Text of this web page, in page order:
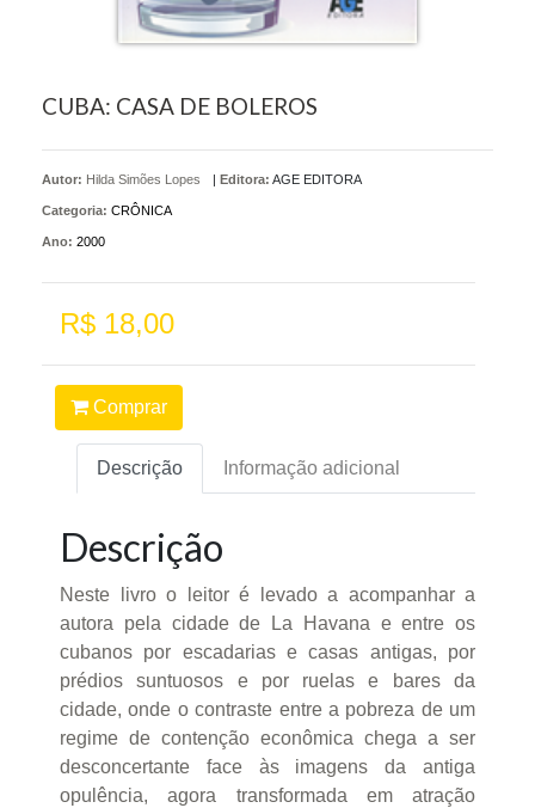
CUBA: CASA DE BOLEROS
Autor: Hilda Simões Lopes | Editora: AGE EDITORA
Categoria: CRÔNICA
Ano: 2000
R$ 18,00
Comprar
Descrição Informação adicional
Descrição
Neste livro o leitor é levado a acompanhar a
autora pela cidade de La Havana e entre os
cubanos por escadarias e casas antigas, por
prédios suntuosos e por ruelas e bares da
cidade, onde o contraste entre a pobreza de um
regime de contenção econômica chega a ser
desconcertante face às imagens da antiga
opulência, agora transformada em atração